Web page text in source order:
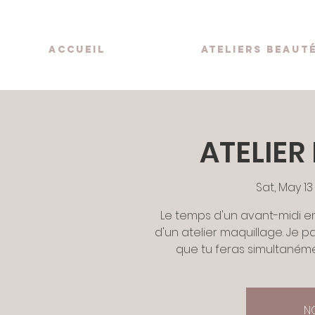
accueil ateliers
Sat, May 13
Le temps d'un avant-midi
d'un atelier maquillage. Je
que tu feras